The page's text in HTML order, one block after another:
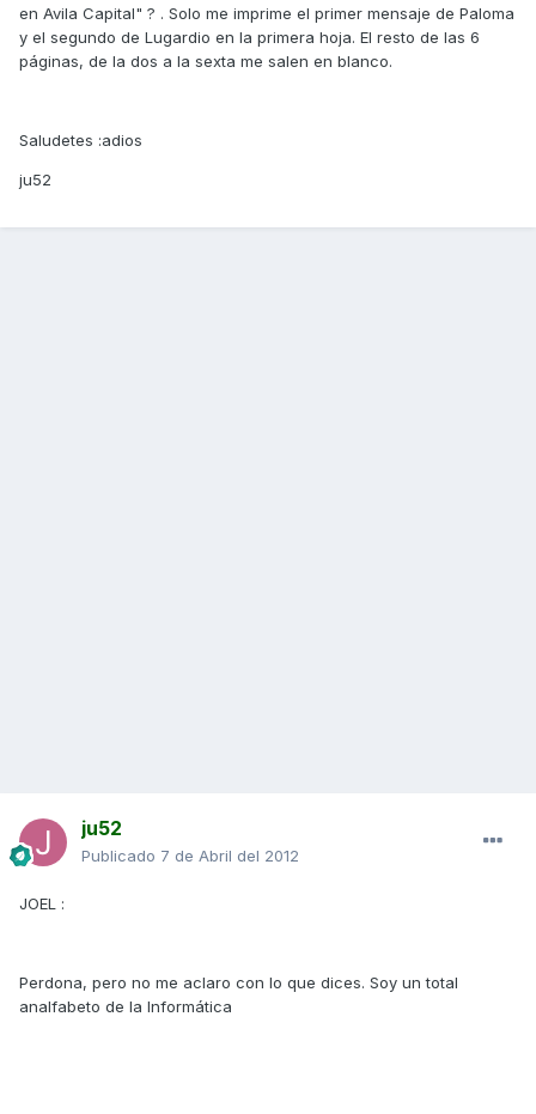
en Avila Capital" ? . Solo me imprime el primer mensaje de Paloma
y el segundo de Lugardio en la primera hoja. El resto de las 6
páginas, de la dos a la sexta me salen en blanco.
Saludetes :adios
ju52
ju52
Publicado 7 de Abril del 2012
JOEL :
Perdona, pero no me aclaro con lo que dices. Soy un total
analfabeto de la Informática